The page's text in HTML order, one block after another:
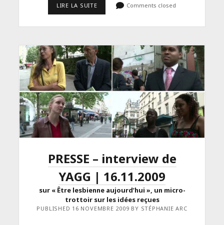
LIRE LA SUITE<SPAN
PRIMARY">RÉALISATION
D’UN
MICRO-
TROTTOIR
L’HOMOSEXUALITÉ
FÉMININE</SPAN>
<SPAN
CLASS="ENTRY-
SUBTITLE">PAR
STÉPHANIE
ARC
ET
QUINN
EN
PARTENARIAT
AVEC
SOS
HOMOPHOBIE,
2009</SPAN>
Comments closed
PRESSE – interview de
YAGG | 16.11.2009
sur « Être lesbienne aujourd’hui », un micro-
trottoir sur les idées reçues
PUBLISHED 16 NOVEMBRE 2009 BY STÉPHANIE ARC